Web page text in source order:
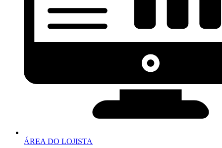
ÁREA DO LOJISTA